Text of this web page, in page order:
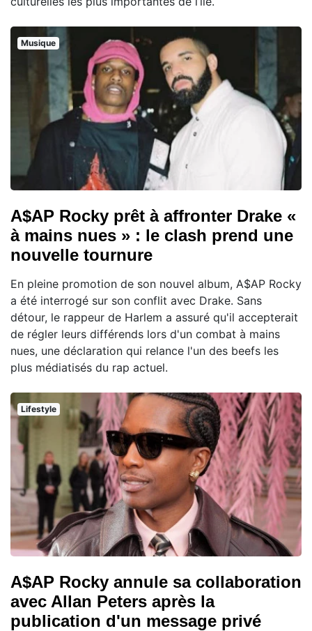
Musique
A$AP Rocky prêt à affronter Drake «
à mains nues » : le clash prend une
nouvelle tournure
En pleine promotion de son nouvel album, A$AP Rocky
a été interrogé sur son conflit avec Drake. Sans
détour, le rappeur de Harlem a assuré qu'il accepterait
de régler leurs différends lors d'un combat à mains
nues, une déclaration qui relance l'un des beefs les
plus médiatisés du rap actuel.
Lifestyle
A$AP Rocky annule sa collaboration
avec Allan Peters après la
publication d'un message privé